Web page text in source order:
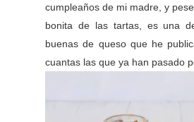
cumpleaños de mi madre, y
bonita de las tartas, es una
buenas de queso que he
cuantas las que ya han pasado